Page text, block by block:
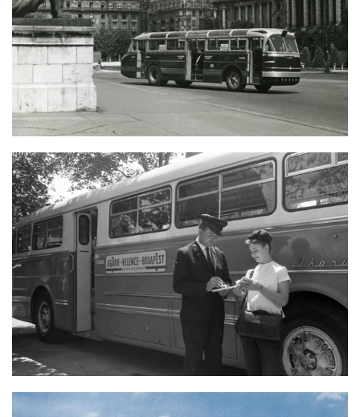
IKARUS 66 PANORÁMA ABLAKOKKAL
IKARUS 66 GYORSJÁRAT